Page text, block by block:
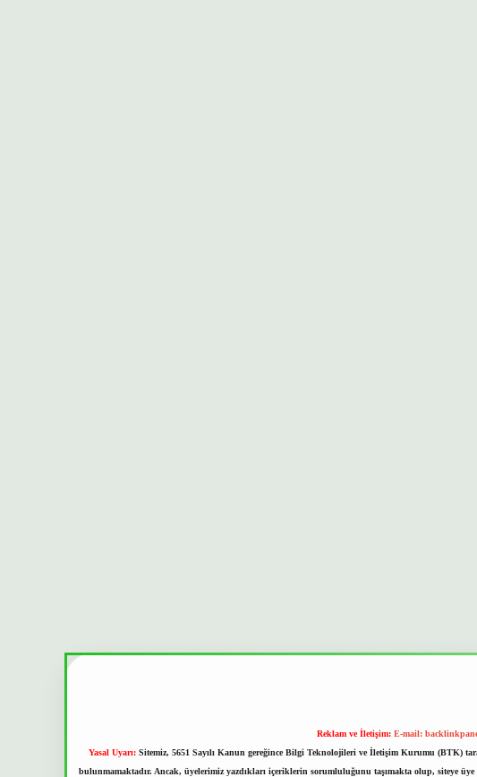
Reklam ve İletişim: E-mail:
Yasal Uyarı: Sitemiz, 5651 Sayılı Kanun gereğince Bilgi Teknolojileri ve İletişim Kurumu (BTK)
bulunmamaktadır. Ancak, üyelerimiz yazdıkları içeriklerin sorumluluğunu taşımakta olup, siteye